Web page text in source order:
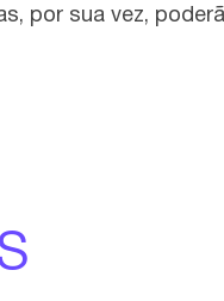
por sua vez,